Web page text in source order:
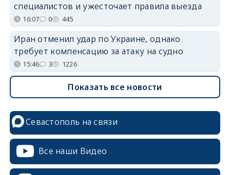
специалистов и ужесточает правила выезда
16:07 0 445
Иран отменил удар по Украине, однако
требует компенсацию за атаку на судно
15:46 3 1226
Показать все новости
Севастополь на связи
Все наши Видео